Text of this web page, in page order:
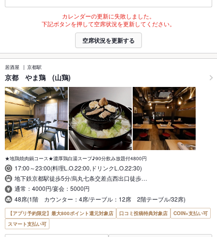
カレンダーの更新に失敗しました。
下記ボタンを押して空席状況を更新してください。
空席状況を更新する
居酒屋 京都駅
京都 やま鶏 (山鶏)
★地鶏焼肉鍋コース★濃厚鶏白湯スープ♪90分飲み放題付4800円
17:00～23:00(料理L.O.22:00,ドリンクL.O.22:30)
地下鉄京都駅徒歩5分/烏丸七条交差点西出口徒歩…
通常：4000円/宴会：5000円
48席(1階 カウンター：4席/テーブル：12席 2階テーブル/32席)
【アプリ予約限定】最大800ポイント還元対象店 口コミ投稿特典対象店
COIN+支払い可
スマート支払い可